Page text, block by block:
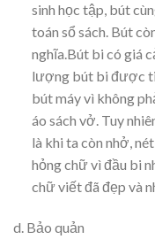
sinh học tập, bút
toán sổ sách. Bút
nghĩa.Bút bi có giá
lượng bút bi được
bút máy vì không
áo sách vở. Tuy
là khi ta còn nhở,
hỏng chữ vì đầu bi
chữ viết đã đẹp và
d. Bảo quản